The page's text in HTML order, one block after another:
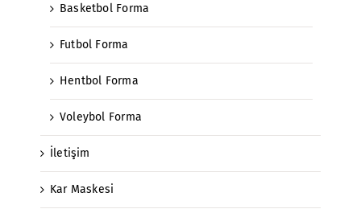
Basketbol Forma
Futbol Forma
Hentbol Forma
Voleybol Forma
İletişim
Kar Maskesi